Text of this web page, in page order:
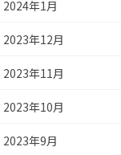
2024年1月
2023年12月
2023年11月
2023年10月
2023年9月